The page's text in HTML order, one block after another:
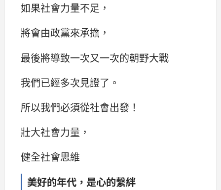
如果社會力量不足，
將會由政黨來承擔，
最後將導致一次又一次的朝野大戰
我們已經多次見證了。
所以我們必須從社會出發！
壯大社會力量，
健全社會思維
美好的年代，是心的繫絆